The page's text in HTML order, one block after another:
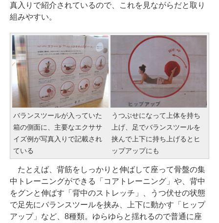
真入りで紹介されているので、これを見ながらだと取り
組みやすい。
バランスツールが入っていた
箱の側面に、主要なエクササ
イズ例が写真入りで記載され
ている
うつぶせになって上体を持ち
上げ、足でバランスツールを
挟んで上下に持ち上げるとヒ
ップアップにも
たとえば、背筋をしっかりと伸ばして座って骨盤の集
中トレーニングができる「コアトレーニング」や、背中
をグンと伸ばす「背中のストレッチ」、うつ伏せの状態
で足先にバランスツールを挟み、上下に動かす「ヒップ
アップ」など、8種類。ゆらゆらと揺れるので普通に座